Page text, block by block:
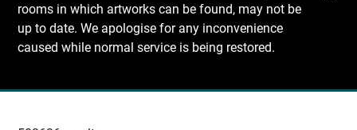
rooms in which artworks can be found, may not be
up to date. We apologise for any inconvenience
caused while normal service is being restored.
Recherche